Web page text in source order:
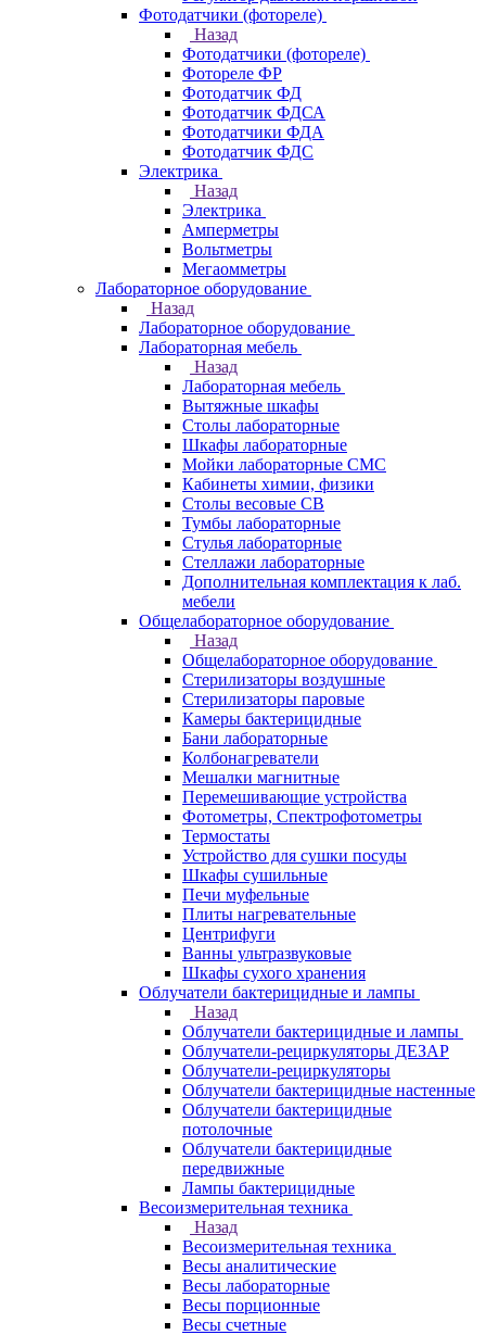
Фотодатчики (фотореле)
Назад
Фотодатчики (фотореле)
Фотореле ФР
Фотодатчик ФД
Фотодатчик ФДСА
Фотодатчики ФДА
Фотодатчик ФДС
Электрика
Назад
Электрика
Амперметры
Вольтметры
Мегаомметры
Лабораторное оборудование
Назад
Лабораторное оборудование
Лабораторная мебель
Назад
Лабораторная мебель
Вытяжные шкафы
Столы лабораторные
Шкафы лабораторные
Мойки лабораторные СМС
Кабинеты химии, физики
Столы весовые СВ
Тумбы лабораторные
Стулья лабораторные
Стеллажи лабораторные
Дополнительная комплектация к лаб.
мебели
Общелабораторное оборудование
Назад
Общелабораторное оборудование
Стерилизаторы воздушные
Стерилизаторы паровые
Камеры бактерицидные
Бани лабораторные
Колбонагреватели
Мешалки магнитные
Перемешивающие устройства
Фотометры, Спектрофотометры
Термостаты
Устройство для сушки посуды
Шкафы сушильные
Печи муфельные
Плиты нагревательные
Центрифуги
Ванны ультразвуковые
Шкафы сухого хранения
Облучатели бактерицидные и лампы
Назад
Облучатели бактерицидные и лампы
Облучатели-рециркуляторы ДЕЗАР
Облучатели-рециркуляторы
Облучатели бактерицидные настенные
Облучатели бактерицидные
потолочные
Облучатели бактерицидные
передвижные
Лампы бактерицидные
Весоизмерительная техника
Назад
Весоизмерительная техника
Весы аналитические
Весы лабораторные
Весы порционные
Весы счетные